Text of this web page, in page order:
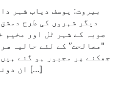
بیروت: یوسف دیاب شہر
دیگر شہروں کی طرح
صوبہ کے شہر ٹل اور مخیم
"مصالحت” کے لئے حالیہ
جھکنے پر مجبور ہو گئے
ان دونوں شہروں کو اپوزیشن […]